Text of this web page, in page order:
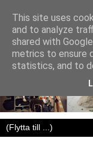
This site uses
and to analyze
shared with
metrics to ensure
statistics, and to